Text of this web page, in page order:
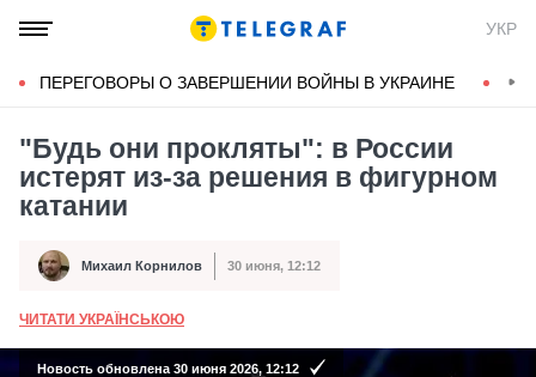
УКР
ПЕРЕГОВОРЫ О ЗАВЕРШЕНИИ ВОЙНЫ В УКРАИНЕ
"Будь они прокляты": в России
истерят из-за решения в фигурном
катании
Автор Михаил Корнилов
Дата публикации 30 июня, 12:12
ЧИТАТИ УКРАЇНСЬКОЮ
Новость обновлена 30 июня 2026, 12:12